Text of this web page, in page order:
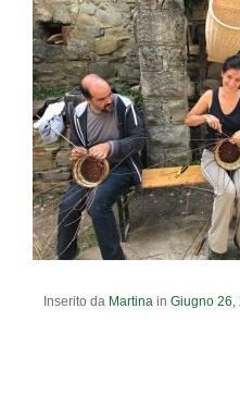
Inserito da Martina in Giugno 26,